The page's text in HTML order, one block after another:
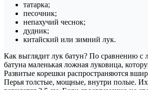
татарка;
песочник;
непахучий чеснок;
дудник;
китайский или зимний лук.
Как выглядит лук батун? По сравнению с
батуна маленькая ложная луковица,
Развитые корешки распространяются
Перья толстые, мощные, внутри полые.